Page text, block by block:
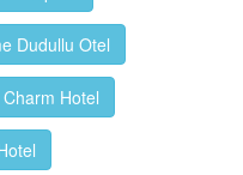
Dudullu Otel
Charm Hotel